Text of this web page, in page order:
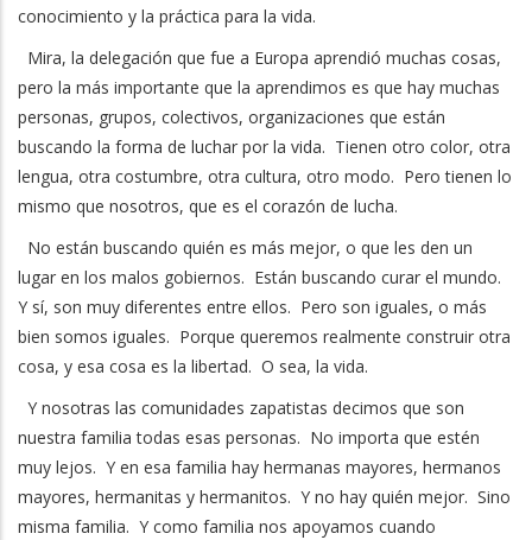
conocimiento y la práctica para la vida.
Mira, la delegación que fue a Europa aprendió muchas cosas,
pero la más importante que la aprendimos es que hay muchas
personas, grupos, colectivos, organizaciones que están
buscando la forma de luchar por la vida. Tienen otro color, otra
lengua, otra costumbre, otra cultura, otro modo. Pero tienen lo
mismo que nosotros, que es el corazón de lucha.
No están buscando quién es más mejor, o que les den un
lugar en los malos gobiernos. Están buscando curar el mundo.
Y sí, son muy diferentes entre ellos. Pero son iguales, o más
bien somos iguales. Porque queremos realmente construir otra
cosa, y esa cosa es la libertad. O sea, la vida.
Y nosotras las comunidades zapatistas decimos que son
nuestra familia todas esas personas. No importa que estén
muy lejos. Y en esa familia hay hermanas mayores, hermanos
mayores, hermanitas y hermanitos. Y no hay quién mejor. Sino
misma familia. Y como familia nos apoyamos cuando